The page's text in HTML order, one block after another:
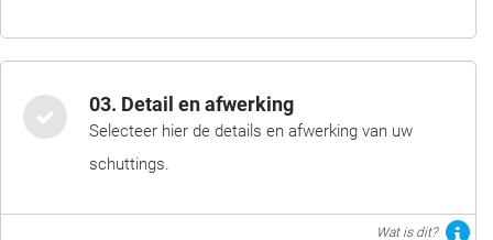
03. Detail en afwerking
Selecteer hier de details en afwerking van uw
schuttings.
Wat is dit?